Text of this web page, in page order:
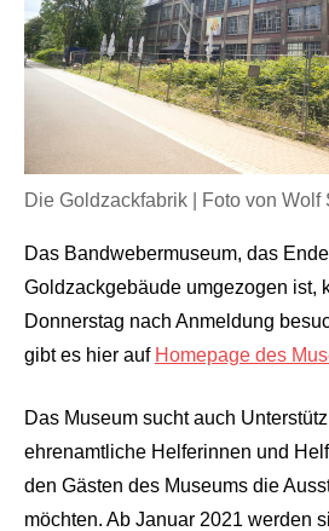
Die Goldzackfabrik | Foto von Wolf
Das Bandwebermuseum, das
Goldzackgebäude umgezogen ist,
Donnerstag nach Anmeldung
gibt es hier auf Homepage des
Das Museum sucht auch
ehrenamtliche Helferinnen und
den Gästen des Museums die
möchten. Ab Januar 2021 werden